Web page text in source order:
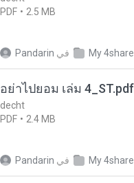
PDF
2.5 MB
Pandarin في My
อย่าไปยอม เล่ม 4_ST.pdf
decht
PDF
2.4 MB
Pandarin في My